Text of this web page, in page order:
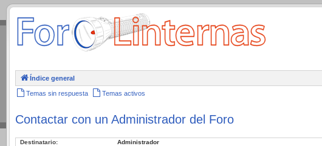
.
Índice general
Temas sin respuesta Temas activos
Contactar con un Administrador del Foro
Destinatario: Administrador